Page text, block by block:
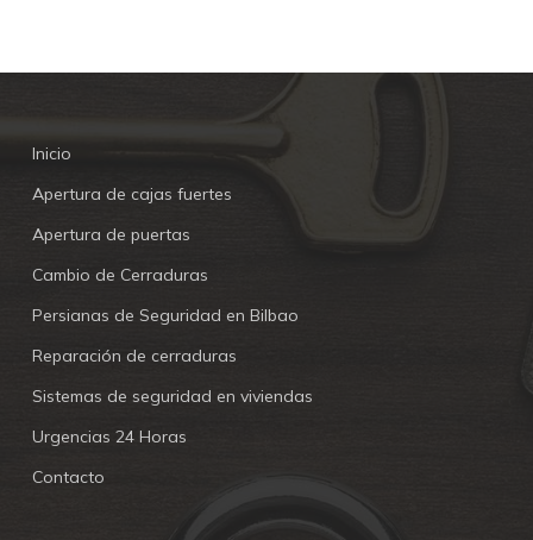
Inicio
Apertura de cajas fuertes
Apertura de puertas
Cambio de Cerraduras
Persianas de Seguridad en Bilbao
Reparación de cerraduras
Sistemas de seguridad en viviendas
Urgencias 24 Horas
Contacto